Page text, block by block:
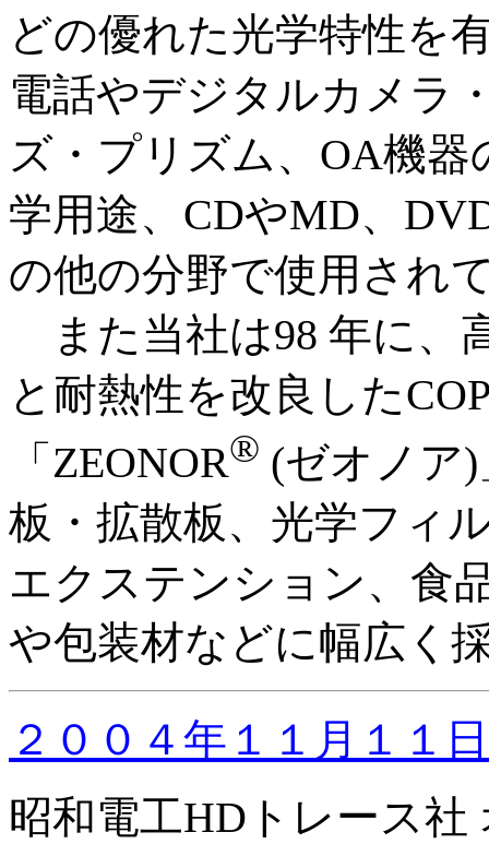
どの優れた光学特性を
電話やデジタルカメラ
ズ・プリズム、OA機
学用途、CDやMD、
の他の分野で使用され
また当社は98 年に、
と耐熱性を改良した
「ZEONOR® (ゼオノア
板・拡散板、光学フィ
エクステンション、食
や包装材などに幅広く
２００４年１１月１１
昭和電工HDトレース